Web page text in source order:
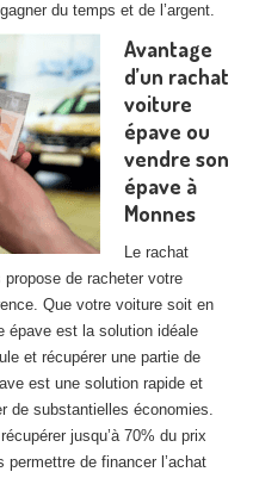
auto avec destruction
avec destruction
avec destruction
avec destruction
avec destruction
avec destruction
du temps et de l’argent.
Avantage
d’un rachat
voiture
épave ou
vendre son
épave à
Monnes
Le rachat
de racheter votre
Que votre voiture soit en
épave est la solution idéale
et récupérer une partie de
est une solution rapide et
de substantielles économies.
jusqu’à 70% du prix
permettre de financer l’achat